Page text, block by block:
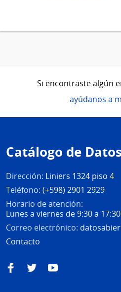
Si encontraste algún
ayúdanos a
de
página
Catálogo de
Dirección: Liniers 1324 piso 4
Teléfono: (+598) 2901 2929
Horario de atención:
Lunes a viernes de 9:30 a
Correo electrónico:
Contacto
FacebookTwitterYouTube